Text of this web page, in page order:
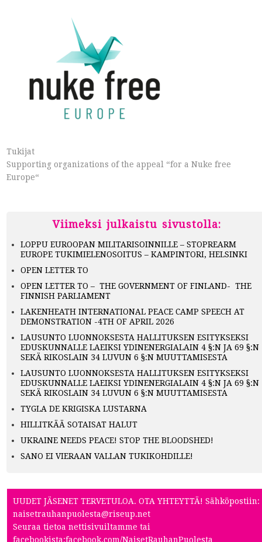
Tukijat
Supporting organizations of the appeal “for a Nuke free
Europe“
Viimeksi julkaistu sivustolla:
LOPPU EUROOPAN MILITARISOINNILLE – STOPREARM
EUROPE TUKIMIELENOSOITUS – KAMPINTORI, HELSINKI
OPEN LETTER TO
OPEN LETTER TO – THE GOVERNMENT OF FINLAND- THE
FINNISH PARLIAMENT
LAKENHEATH INTERNATIONAL PEACE CAMP SPEECH AT
DEMONSTRATION -4TH OF APRIL 2026
LAUSUNTO LUONNOKSESTA HALLITUKSEN ESITYKSEKSI
EDUSKUNNALLE LAEIKSI YDINENERGIALAIN 4 §:N JA 69 §:N
SEKÄ RIKOSLAIN 34 LUVUN 6 §:N MUUTTAMISESTA
LAUSUNTO LUONNOKSESTA HALLITUKSEN ESITYKSEKSI
EDUSKUNNALLE LAEIKSI YDINENERGIALAIN 4 §:N JA 69 §:N
SEKÄ RIKOSLAIN 34 LUVUN 6 §:N MUUTTAMISESTA
TYGLA DE KRIGISKA LUSTARNA
HILLITKÄÄ SOTAISAT HALUT
UKRAINE NEEDS PEACE! STOP THE BLOODSHED!
SANO EI VIERAAN VALLAN TUKIKOHDILLE!
UUDET JÄSENET TERVETULOA. OTA YHTEYTTÄ! Sähköpostiin:
naisetrauhanpuolesta@riseup.net
Seuraa tietoa nettisivuiltamme tai
facebookista:facebook.com/NaisetRauhanPuolesta